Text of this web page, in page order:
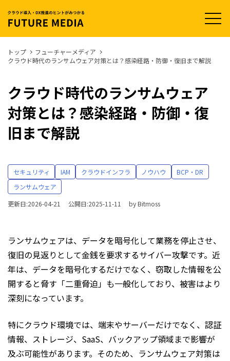
t
o
g
トップ
フューチャーメディア
クラウド時代のランサムウェア対策とは？感染経路・防御・復旧まで解説
クラウド時代のランサムウェア
対策とは？感染経路・防御・復
旧まで解説
セキュリティ IAM クラウドインフラ ノウハウ
BCP・DR
ランサムウェア
更新日:2026-04-21
公開日:2025-11-11 byBitmoss
ランサムウェアは、データを暗号化して業務を停止させ、
復旧の見返りとして金銭を要求するサイバー攻撃です。近
年は、データを暗号化するだけでなく、窃取した情報を公
開すると脅す「二重脅迫」も一般化しており、被害はより
深刻になっています。
特にクラウド環境では、端末やサーバーだけでなく、認証
情報、ストレージ、SaaS、バックアップ領域まで影響が
及ぶ可能性があります。そのため、ランサムウェア対策は